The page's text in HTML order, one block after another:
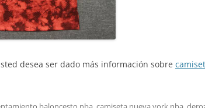
desea ser dado más información sobre